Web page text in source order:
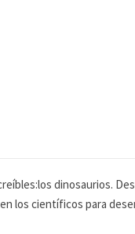
dinosaurios.
los científicos para